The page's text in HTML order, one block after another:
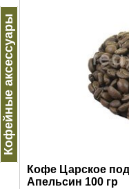
Кофейные аксессуары
Кофе Царское
Апельсин 100 гр